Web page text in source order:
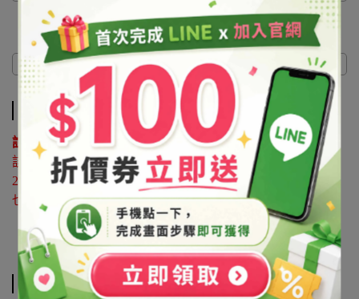
商品介紹
商品介紹
說明 ：
該原料屬於協尋客訂品，如有購買需求請來電洽詢02-
25596118
也可利用 LINE@官方帳號詢問 帳號搜尋「@syb1803x」
相關商品